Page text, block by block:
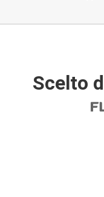
Scelto